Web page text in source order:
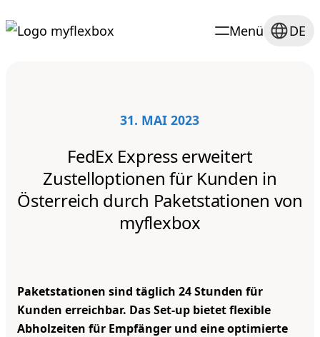
Menü DE
31. MAI 2023
FedEx Express erweitert
Zustelloptionen für Kunden in
Österreich durch Paketstationen von
myflexbox
Paketstationen sind täglich 24 Stunden für
Kunden erreichbar. Das Set-up bietet flexible
Abholzeiten für Empfänger und eine optimierte